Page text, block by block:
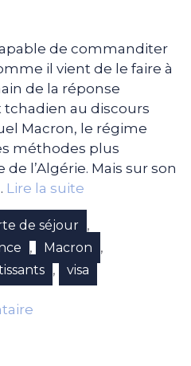
de commanditer
il vient de le faire à
de la réponse
au discours
Macron, le régime
méthodes plus
l’Algérie. Mais sur son
Lire la suite
de séjour ,
, Macron ,
, visa